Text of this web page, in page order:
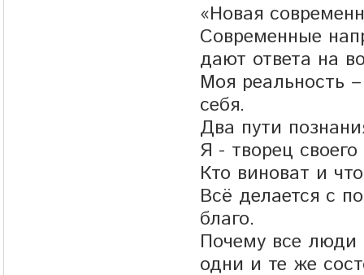
«Новая
Современные
дают ответа на
Моя реальность
себя.
Два пути
Я - творец
Кто виноват и
Всё делается с
благо.
Почему все
одни и те же